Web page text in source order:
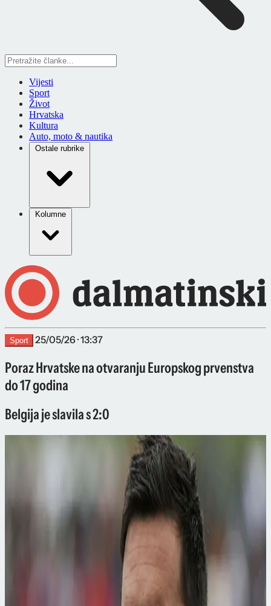
Vijesti
Sport
Život
Hrvatska
Kultura
Auto, moto & nautika
Ostale rubrike
Kolumne
Sport 25/05/26 · 13:37
Poraz Hrvatske na otvaranju Europskog prvenstva
do 17 godina
Belgija je slavila s 2:0